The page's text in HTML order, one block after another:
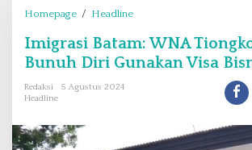
Homepage / Headline
i
g
B
Imigrasi Batam: WNA
Bunuh Diri Gunakan Visa
Redaksi
5 Agustus 2024
Headline